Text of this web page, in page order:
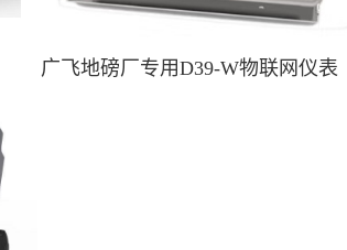
广飞地磅厂专用D39-W物联网仪表